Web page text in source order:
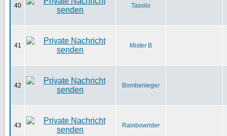
40 Tassilo
41 Mister B
42 Bombenleger
43 Rainbowrider